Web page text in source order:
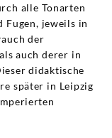
alle Tonarten
Fugen, jeweils in
der
auch derer in
didaktische
später in Leipzig